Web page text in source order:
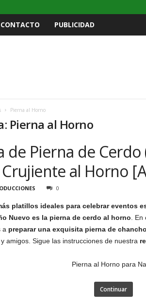
CONTACTO PUBLICIDAD
Pierna al Horno
Pierna al Horno
de Pierna de Cerdo
Crujiente al Horno
0
platillos ideales para celebrar eventos
Nuevo es la pierna de cerdo al horno .
a preparar una exquisita pierna de
amigos. Sigue las instrucciones de nuestra
Continuar